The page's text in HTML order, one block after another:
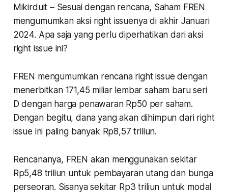
Mikirduit – Sesuai dengan rencana, Saham FREN
mengumumkan aksi right issuenya di akhir Januari
2024. Apa saja yang perlu diperhatikan dari aksi
right issue ini?
FREN mengumumkan rencana right issue dengan
menerbitkan 171,45 miliar lembar saham baru seri
D dengan harga penawaran Rp50 per saham.
Dengan begitu, dana yang akan dihimpun dari right
issue ini paling banyak Rp8,57 triliun.
Rencananya, FREN akan menggunakan sekitar
Rp5,48 triliun untuk pembayaran utang dan bunga
perseoran. Sisanya sekitar Rp3 triliun untuk modal